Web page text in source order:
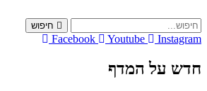
to
content
חיפוש
Facebook Youtube Instagram
חדש על המדף